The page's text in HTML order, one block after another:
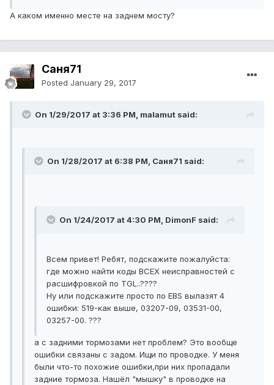
А каком именно месте на заднем мосту?
Саня71
Posted January 29, 2017
On 1/29/2017 at 3:36 PM, malamut said:
On 1/28/2017 at 6:38 PM, Саня71 said:
On 1/24/2017 at 4:30 PM, DimonF said:
Всем привет! Ребят, подскажите пожалуйста:
где можно найти коды ВСЕХ неисправностей с
расшифровкой по TGL..????
Ну или подскажите просто по EBS вылазят 4
ошибки: 519-как выше, 03207-09, 03531-00,
03257-00. ???
а с задними тормозами нет проблем? Это вообще
ошибки связаны с задом. Ищи по проводке. У меня
были что-то похожие ошибки,при них пропадали
задние тормоза. Нашёл "мышку" в проводке на